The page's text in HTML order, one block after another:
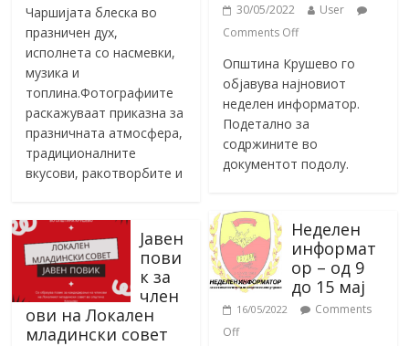
Чаршијата блеска во
празничен дух,
исполнета со насмевки,
музика и
топлина.Фотографиите
раскажуваат приказна за
празничната атмосфера,
традиционалните
вкусови, ракотворбите и
Јавен
пови
к за
член
ови на Локален
младински совет
30/05/2022
User
Comments Off
Општина Крушево го
објавува најновиот
неделен информатор.
Подетално за
содржините во
документот подолу.
Неделен
информат
ор – од 9
до 15 мај
16/05/2022
Comments
Off